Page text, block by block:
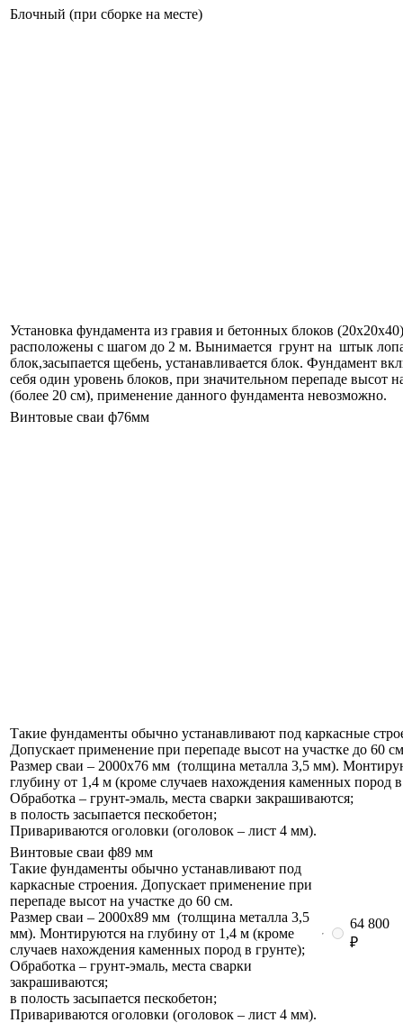
Блочный (при сборке на месте)
Установка фундамента из гравия и бетонных блоков
расположены с шагом до 2 м. Вынимается грунт на штык
блок,засыпается щебень, устанавливается блок. Фундамент
себя один уровень блоков, при значительном перепаде высот
(более 20 см), применение данного фундамента невозможно.
Винтовые сваи ф76мм
Такие фундаменты обычно устанавливают под каркасные
Допускает применение при перепаде высот на участке до 60
Размер сваи – 2000х76 мм (толщина металла 3,5 мм).
глубину от 1,4 м (кроме случаев нахождения каменных пород
Обработка – грунт-эмаль, места сварки закрашиваются;
в полость засыпается пескобетон;
Привариваются оголовки (оголовок – лист 4 мм).
Винтовые сваи ф89 мм
Такие фундаменты обычно устанавливают под
каркасные строения. Допускает применение при
перепаде высот на участке до 60 см.
Размер сваи – 2000х89 мм (толщина металла 3,5
мм). Монтируются на глубину от 1,4 м (кроме
случаев нахождения каменных пород в грунте);
Обработка – грунт-эмаль, места сварки
закрашиваются;
в полость засыпается пескобетон;
Привариваются оголовки (оголовок – лист 4 мм).
64 800
₽